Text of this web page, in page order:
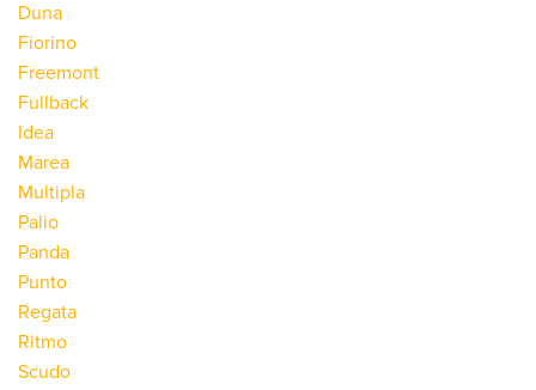
Duna
Fiorino
Freemont
Fullback
Idea
Marea
Multipla
Palio
Panda
Punto
Regata
Ritmo
Scudo